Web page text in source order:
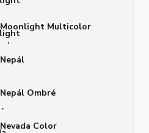
Moonlight Multicolor
Nepál
Nepál Ombré
Nevada Color